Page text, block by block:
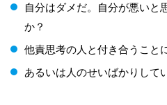
自分はダメだ。自分が悪いと
か？
他責思考の人と付き合うこと
あるいは人のせいばかりして